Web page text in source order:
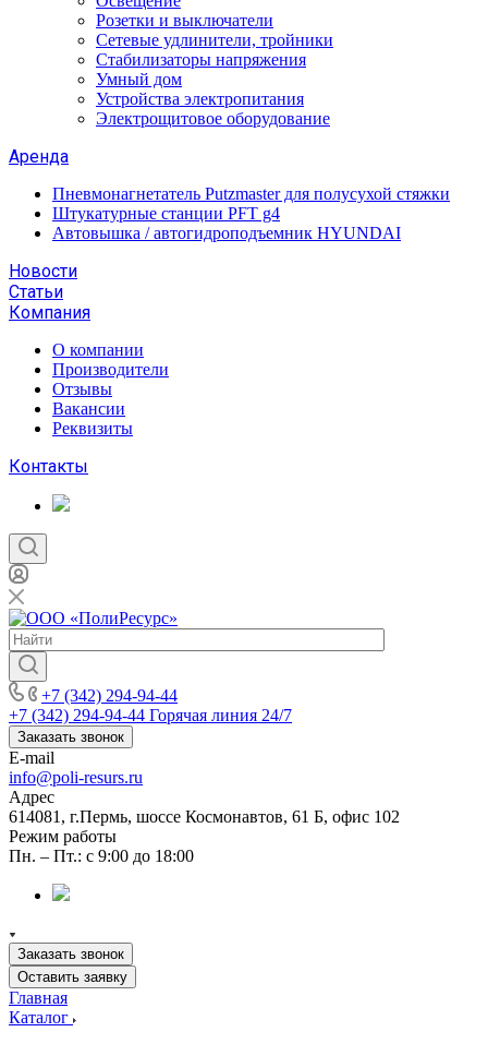
Розетки и выключатели
Сетевые удлинители, тройники
Стабилизаторы напряжения
Умный дом
Устройства электропитания
Электрощитовое оборудование
Аренда
Пневмонагнетатель Putzmaster для полусухой стяжки
Штукатурные станции PFT g4
Автовышка / автогидроподъемник HYUNDAI
Новости
Статьи
Компания
О компании
Производители
Отзывы
Вакансии
Реквизиты
Контакты
+7 (342) 294-94-44
+7 (342) 294-94-44 Горячая линия 24/7
Заказать звонок
E-mail
info@poli-resurs.ru
Адрес
614081, г.Пермь, шоссе Космонавтов, 61 Б, офис 102
Режим работы
Пн. – Пт.: с 9:00 до 18:00
Заказать звонок
Оставить заявку
Главная
Каталог